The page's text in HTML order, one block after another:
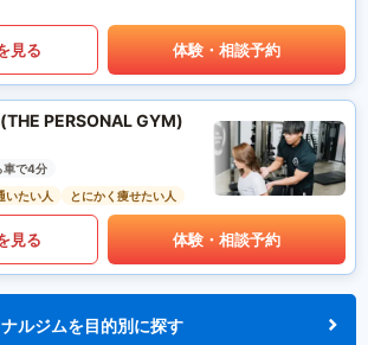
見る 体験・相談予約
PERSONAL GYM)
車で4分
いたい人
とにかく痩せたい人
見る 体験・相談予約
ルジムを目的別に探す